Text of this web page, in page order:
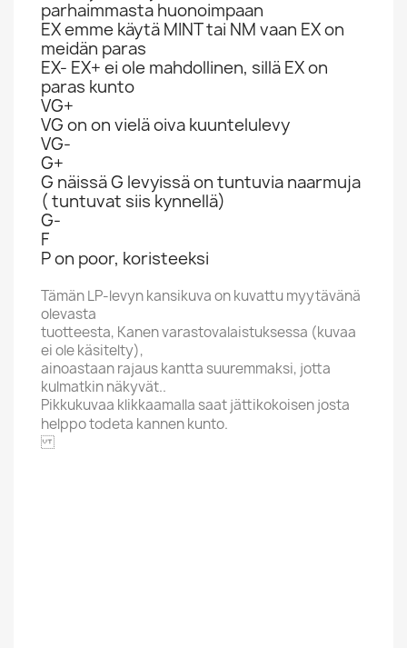
parhaimmasta huonoimpaan
EX emme käytä MINT tai NM vaan EX on
meidän paras
EX- EX+ ei ole mahdollinen, sillä EX on
paras kunto
VG+
VG on on vielä oiva kuuntelulevy
VG-
G+
G näissä G levyissä on tuntuvia naarmuja
( tuntuvat siis kynnellä)
G-
F
P on poor, koristeeksi
Tämän LP-levyn kansikuva on kuvattu myytävänä
olevasta
tuotteesta, Kanen varastovalaistuksessa (kuvaa
ei ole käsitelty),
ainoastaan rajaus kantta suuremmaksi, jotta
kulmatkin näkyvät..
Pikkukuvaa klikkaamalla saat jättikokoisen josta
helppo todeta kannen kunto.